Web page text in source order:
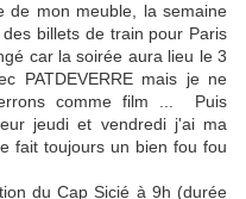
de mon meuble, la semaine
billets de train pour Paris
car la soirée aura lieu le 3
PATDEVERRE mais je ne
comme film ... Puis
jeudi et vendredi j'ai ma
fait toujours un bien fou fou
du Cap Sicié à 9h (durée